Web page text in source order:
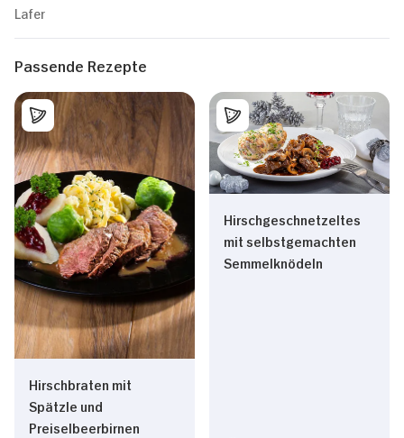
Lafer
Passende Rezepte
Hirschbraten mit
Spätzle und
Preiselbeerbirnen
Hirschgeschnetzeltes
mit selbstgemachten
Semmelknödeln